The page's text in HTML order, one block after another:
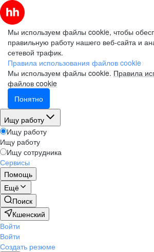
Мы используем файлы cookie, чтобы
правильную работу нашего веб-сайта и
сетевой трафик.
Правила использования файлов cookie
Мы используем файлы cookie. Правила
файлов cookie
Понятно
Ищу работу
Ищу работу
Ищу работу
Ищу сотрудника
Сервисы
Помощь
Ещё
Поиск
Кшенский
Войти
Войти
Создать резюме